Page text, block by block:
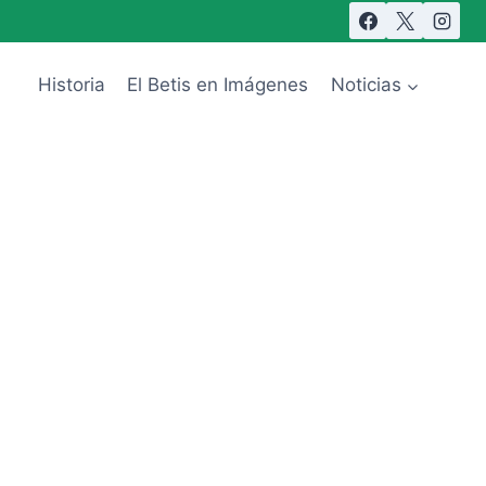
Historia El Betis en Imágenes Noticias